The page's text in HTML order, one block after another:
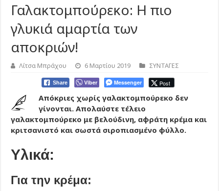
Γαλακτομπούρεκο: Η πιο
γλυκιά αμαρτία των
αποκριών!
Λίτσα Μπράχου 6 Μαρτίου 2019 ΣΥΝΤΑΓΕΣ
Share Viber Messenger Post
Απόκριες χωρίς γαλακτομπούρεκο δεν
γίνονται. Απολαύστε τέλειο
γαλακτομπούρεκο με βελούδινη, αφράτη κρέμα και
κριτσανιστό και σωστά σιροπιασμένο φύλλο.
Υλικά:
Για την κρέμα: